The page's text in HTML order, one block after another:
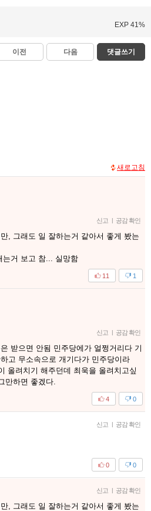
EXP 41%
이전 다음 댓글쓰기
새로고침
신고 | 공감 확인
, 그래도 일 잘하는거 같아서 좋게 봤는
는거 보고 참... 실망함
1
11
신고 | 공감 확인
받으면 안됨 민주당에가 얼쩡거리다 기
고 무소속으로 개기다가 민주당이라
올려치기 해주던데 최욱을 올려치고싶
만하면 좋겠다.
0
4
신고 | 공감 확인
0
0
신고 | 공감 확인
, 그래도 일 잘하는거 같아서 좋게 봤는